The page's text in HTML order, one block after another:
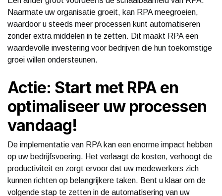
Naarmate uw organisatie groeit, kan RPA meegroeien,
waardoor u steeds meer processen kunt automatiseren
zonder extra middelen in te zetten. Dit maakt RPA een
waardevolle investering voor bedrijven die hun toekomstige
groei willen ondersteunen.
Actie: Start met RPA en
optimaliseer uw processen
vandaag!
De implementatie van RPA kan een enorme impact hebben
op uw bedrijfsvoering. Het verlaagt de kosten, verhoogt de
productiviteit en zorgt ervoor dat uw medewerkers zich
kunnen richten op belangrijkere taken. Bent u klaar om de
volgende stap te zetten in de automatisering van uw